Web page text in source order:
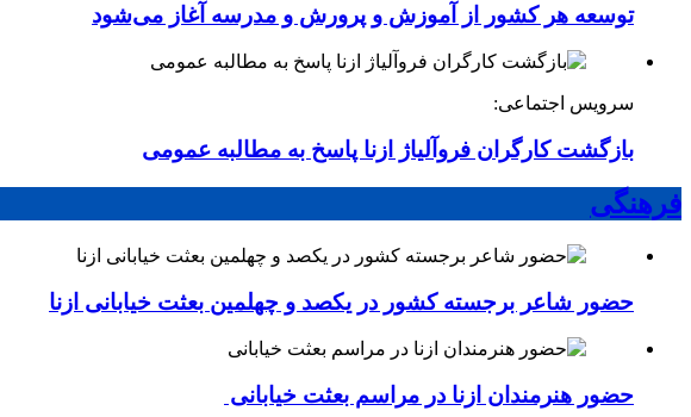
توسعه هر کشور از آموزش و پرورش و مدرسه آغاز می‌شود
سرویس اجتماعی:
بازگشت کارگران فروآلیاژ ازنا پاسخ به مطالبه عمومی
فرهنگی
حضور شاعر برجسته کشور در یکصد و چهلمین بعثت خیابانی ازنا
حضور هنرمندان ازنا در مراسم بعثت خیابانی